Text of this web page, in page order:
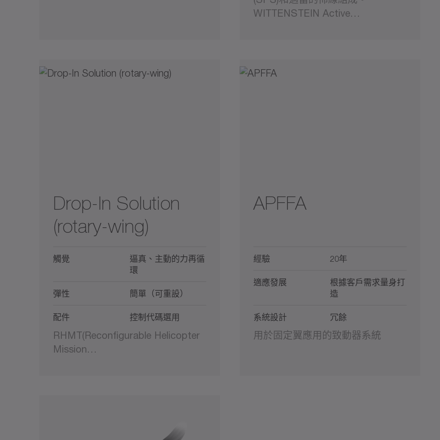
WITTENSTEIN Active…
Drop-In Solution
(rotary-wing)
觸覺
逼真、主動的力再循
環
彈性 簡單（可重設）
配件 控制代碼選用
RHMT(Reconfigurable Helicopter
Mission…
APFFA
經驗 20年
適應發展
根據客戶需求量身打
造
系統設計 冗餘
用於固定翼應用的致動器系統